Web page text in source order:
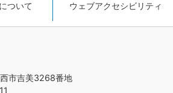
ついて ウェブアクセシビリティ
市吉美3268番地